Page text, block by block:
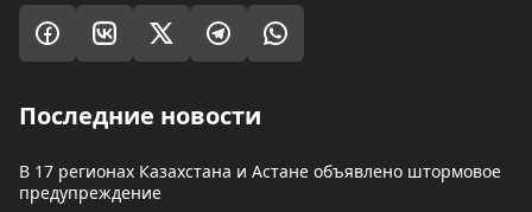
Последние новости
В 17 регионах Казахстана и Астане объявлено штормовое
предупреждение